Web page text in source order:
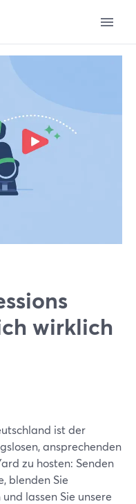
wirklich
ist der
ansprechenden
zu hosten: Senden
blenden Sie
lassen Sie unsere